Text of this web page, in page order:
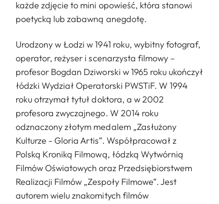
każde zdjęcie to mini opowieść, która stanowi
poetycką lub zabawną anegdotę.
Urodzony w Łodzi w 1941 roku, wybitny fotograf,
operator, reżyser i scenarzysta filmowy –
profesor Bogdan Dziworski w 1965 roku ukończył
łódzki Wydział Operatorski PWSTiF. W 1994
roku otrzymał tytuł doktora, a w 2002
profesora zwyczajnego. W 2014 roku
odznaczony złotym medalem „Zasłużony
Kulturze - Gloria Artis”. Współpracował z
Polską Kroniką Filmową, łódzką Wytwórnią
Filmów Oświatowych oraz Przedsiębiorstwem
Realizacji Filmów „Zespoły Filmowe”. Jest
autorem wielu znakomitych filmów